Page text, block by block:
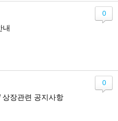
내
0
상장관련 공지사항
0